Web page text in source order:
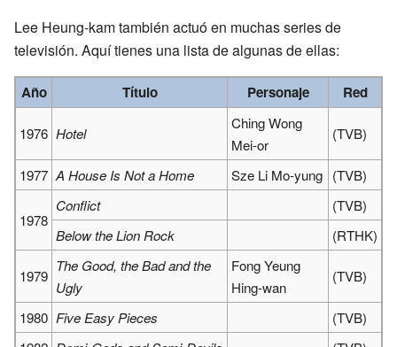
Lee Heung-kam también actuó en muchas series de
televisión. Aquí tienes una lista de algunas de ellas:
Año Título Personaje Red
1976 Hotel
Ching Wong
Mei-or
(TVB)
1977 A House Is Not a Home Sze Li Mo-yung (TVB)
1978
Conflict
(TVB)
Below the Lion Rock
(RTHK)
1979
The Good, the Bad and the
Ugly
Fong Yeung
Hing-wan
(TVB)
1980 Five Easy Pieces
(TVB)